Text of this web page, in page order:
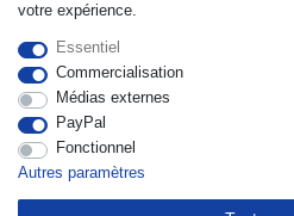
votre expérience.
Essentiel
Commercialisation
Médias externes
PayPal
Fonctionnel
Autres paramètres